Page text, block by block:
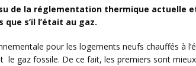
de la réglementation thermique actuelle
s’il l’était au gaz.
pour les logements neufs chauffés à
le gaz fossile. De ce fait, les premiers sont